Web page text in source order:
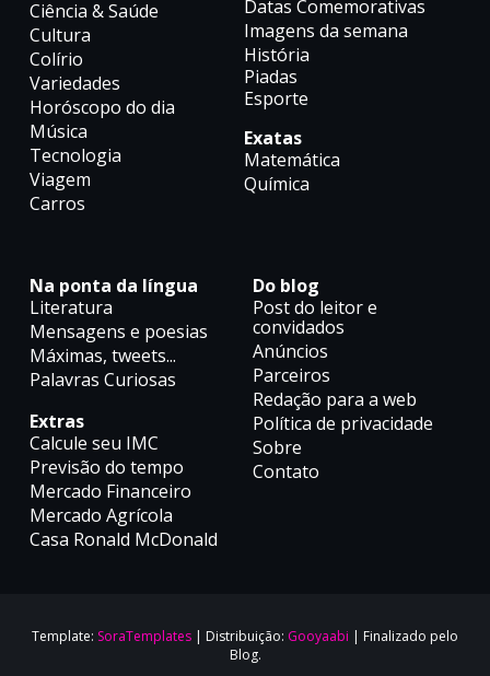
Ciência & Saúde
Cultura
Colírio
Variedades
Horóscopo do dia
Música
Tecnologia
Viagem
Carros
Datas Comemorativas
Imagens da semana
História
Piadas
Esporte
Exatas
Matemática
Química
Na ponta da língua
Literatura
Mensagens e poesias
Máximas, tweets...
Palavras Curiosas
Extras
Calcule seu IMC
Previsão do tempo
Mercado Financeiro
Mercado Agrícola
Casa Ronald McDonald
Do blog
Post do leitor e
convidados
Anúncios
Parceiros
Redação para a web
Política de privacidade
Sobre
Contato
Template: SoraTemplates | Distribuição: Gooyaabi | Finalizado pelo
Blog.